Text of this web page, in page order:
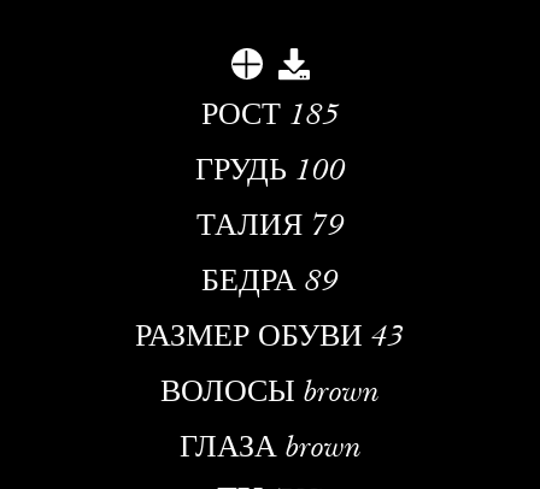
РОСТ 185
ГРУДЬ 100
ТАЛИЯ 79
БЕДРА 89
РАЗМЕР ОБУВИ 43
ВОЛОСЫ brown
ГЛАЗА brown